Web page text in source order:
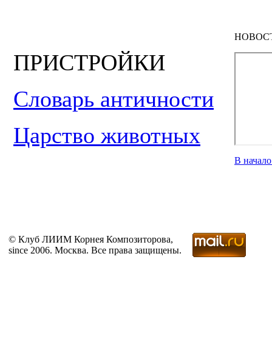
ПРИСТРОЙКИ
Словарь античности
Царство животных
В
© Клуб ЛИИМ Корнея Композиторова,
since 2006. Москва. Все права защищены.